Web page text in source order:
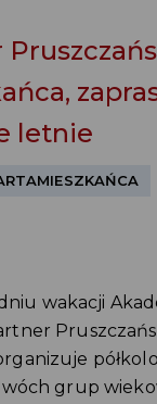
letnie
wakacji
grup